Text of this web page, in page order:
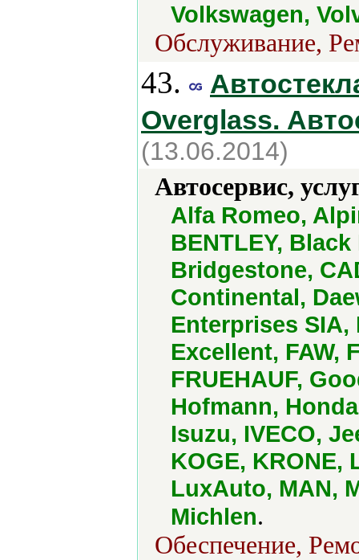
Volkswagen,
Обслуживание,
43.
Overglass.
(13.06.2014)
Автосервис,
Alfa Romeo,
BENTLEY,
Bridgestone,
Continental,
Enterprises SIA,
Excellent, FAW,
FRUEHAUF,
Hofmann,
Isuzu, IVECO,
KOGE, KRONE,
LuxAuto, MAN,
Michlen.
Обеспечение,